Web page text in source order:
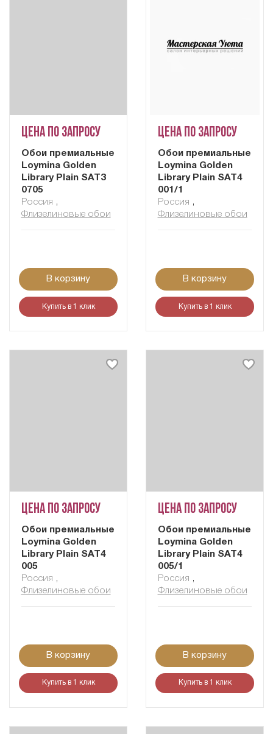
Цена по запросу
Обои премиальные
Loymina Golden
Library Plain SAT3
0705
Россия ,
Флизелиновые обои
В корзину
Купить в 1 клик
Цена по запросу
Обои премиальные
Loymina Golden
Library Plain SAT4
001/1
Россия ,
Флизелиновые обои
В корзину
Купить в 1 клик
Цена по запросу
Обои премиальные
Loymina Golden
Library Plain SAT4
005
Россия ,
Флизелиновые обои
В корзину
Купить в 1 клик
Цена по запросу
Обои премиальные
Loymina Golden
Library Plain SAT4
005/1
Россия ,
Флизелиновые обои
В корзину
Купить в 1 клик